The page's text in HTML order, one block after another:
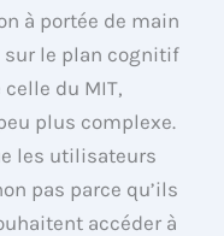
à portée de main
sur le plan cognitif
du MIT,
plus complexe.
les utilisateurs
pas parce qu’ils
accéder à